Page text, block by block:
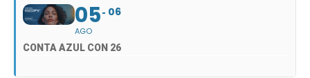
05
AGO
06
CONTA AZUL CON 26